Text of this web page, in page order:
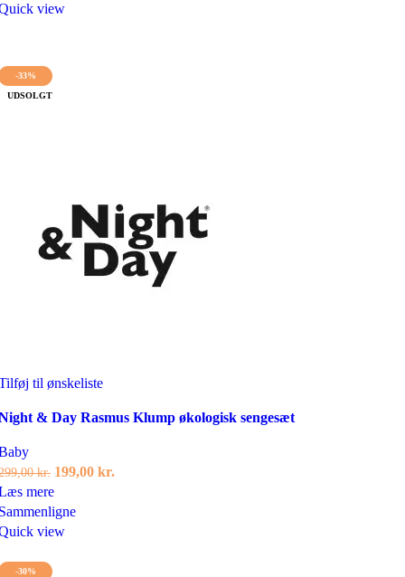
var:
view
-33%
UDSOLGT
til ønskeliste
& Day Rasmus Klump økologisk sengesæt
kr. Den
oprindelige
pris
var:
199,00 kr.
mere
view
-30%